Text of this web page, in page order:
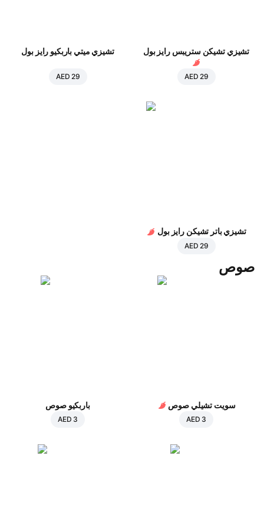
تشيزي تشيكن ستريبس رايز بول
AED 29
تشيزي ميتي باربكيو رايز بول
AED 29
تشيزي باتر تشيكن رايز بول
AED 29
صوص
سويت تشيلي صوص
AED 3
باربكيو صوص
AED 3